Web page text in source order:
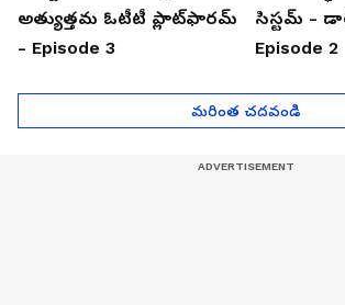
అత్యుత్తమ ఓటీటీ ప్లాట్‌ఫారమ్
- Episode 3
సిస్టమ్ -
Episode 2
మరింత చదవండి